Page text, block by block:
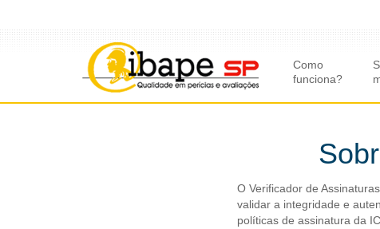
Como
funciona?
O Verificador de
validar a integridade e
políticas de assinatura da